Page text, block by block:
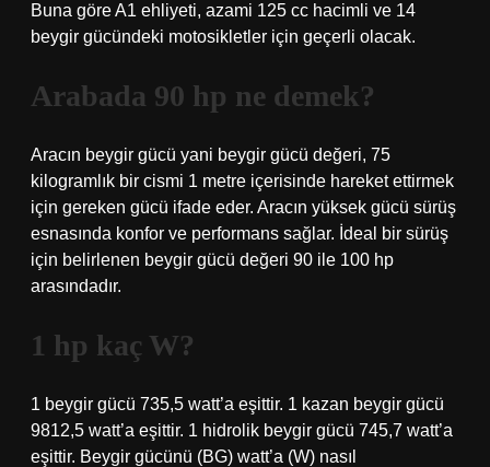
Buna göre A1 ehliyeti, azami 125 cc hacimli ve 14
beygir gücündeki motosikletler için geçerli olacak.
Arabada 90 hp ne demek?
Aracın beygir gücü yani beygir gücü değeri, 75
kilogramlık bir cismi 1 metre içerisinde hareket ettirmek
için gereken gücü ifade eder. Aracın yüksek gücü sürüş
esnasında konfor ve performans sağlar. İdeal bir sürüş
için belirlenen beygir gücü değeri 90 ile 100 hp
arasındadır.
1 hp kaç W?
1 beygir gücü 735,5 watt’a eşittir. 1 kazan beygir gücü
9812,5 watt’a eşittir. 1 hidrolik beygir gücü 745,7 watt’a
eşittir. Beygir gücünü (BG) watt’a (W) nasıl